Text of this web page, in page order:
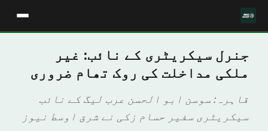
جنرل سیکریٹری کے نائب: غیر
ملکی مداخلت کی روک تھام ضروری
قاہرہ: سوسن ابو الحسن عرب لیگ کے نائب
سیکریٹری سفیر حسام زکی نے شرق اوسط نیوز